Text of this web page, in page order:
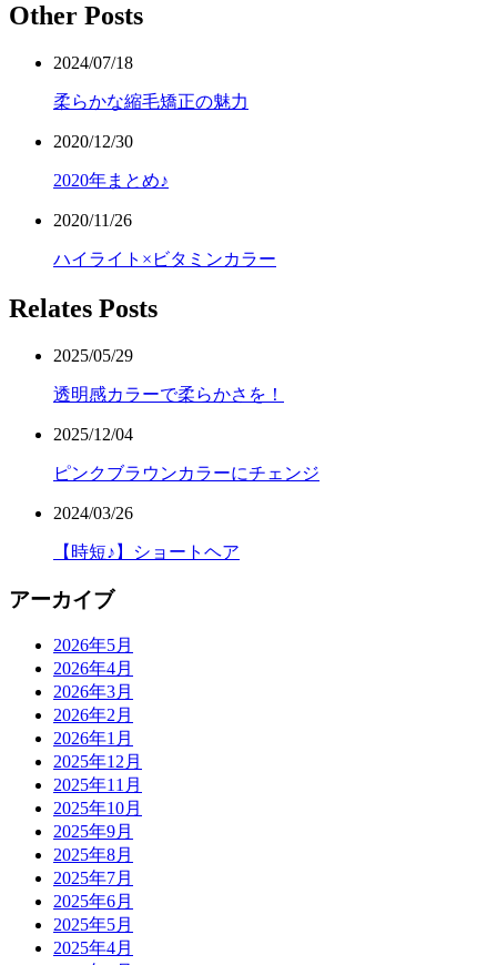
Other Posts
2024/07/18
柔らかな縮毛矯正の魅力
2020/12/30
2020年まとめ♪
2020/11/26
ハイライト×ビタミンカラー
Relates Posts
2025/05/29
透明感カラーで柔らかさを！
2025/12/04
ピンクブラウンカラーにチェンジ
2024/03/26
【時短♪】ショートヘア
アーカイブ
2026年5月
2026年4月
2026年3月
2026年2月
2026年1月
2025年12月
2025年11月
2025年10月
2025年9月
2025年8月
2025年7月
2025年6月
2025年5月
2025年4月